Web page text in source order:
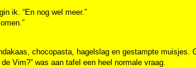
ik. “En nog wel meer.”
chocopasta, hagelslag en gestampte muisjes.
Vim?” was aan tafel een heel normale vraag.